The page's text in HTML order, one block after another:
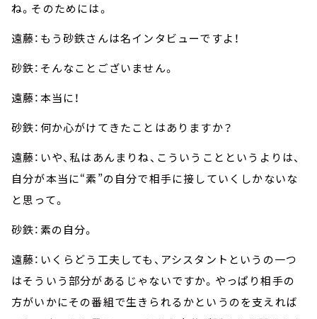
ね。そのためには。
遠藤：もう砂鉄さんは名インタビューですよ！
砂鉄：そんなことございません。
遠藤：本当に！
砂鉄：何か心がけてきたことはありますか？
遠藤：いや、私はあんまりね、こういうことというよりは、
自分が本当に“素”の自分で相手に接していくしかないな
と思って。
砂鉄：素の自分。
遠藤：いくらどう工夫しても、アシスタントというの一つ
はそういう部分があるじゃないですか。やっぱり相手の
方がいかにその番組で生きられるかというのを支えれば